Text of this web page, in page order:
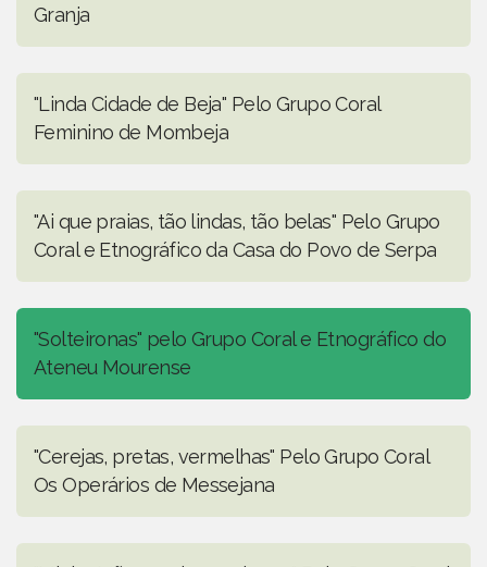
Granja
"Linda Cidade de Beja" Pelo Grupo Coral
Feminino de Mombeja
"Ai que praias, tão lindas, tão belas" Pelo Grupo
Coral e Etnográfico da Casa do Povo de Serpa
"Solteironas" pelo Grupo Coral e Etnográfico do
Ateneu Mourense
"Cerejas, pretas, vermelhas" Pelo Grupo Coral
Os Operários de Messejana